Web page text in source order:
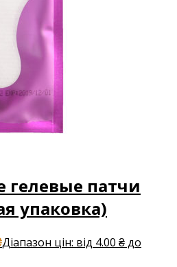
гелевые патчи
упаковка)
Діапазон цін: від 4.00 ₴ до